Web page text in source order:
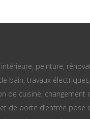
peinture,
bain, travaux électriques,
de cuisine, changement
de porte d’entrée pose